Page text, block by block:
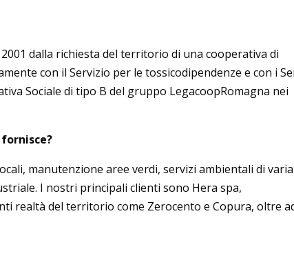
dalla richiesta del territorio di una cooperativa di
con il Servizio per le tossicodipendenze e con i
Sociale di tipo B del gruppo LegacoopRomagna nei
manutenzione aree verdi, servizi ambientali di varia
I nostri principali clienti sono Hera spa,
realtà del territorio come Zerocento e Copura, oltre